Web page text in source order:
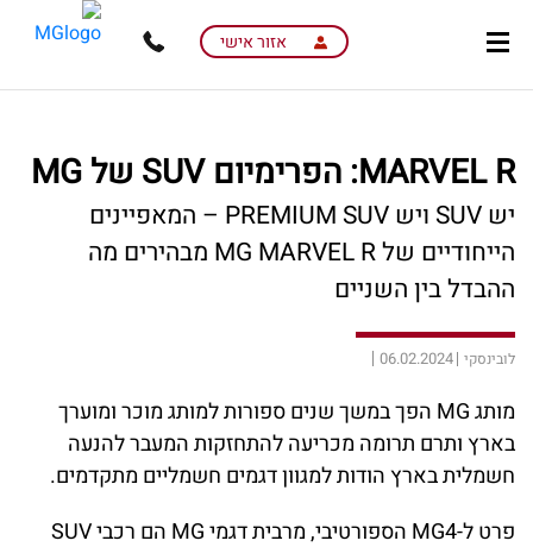
content
menu
אזור אישי
MARVEL R: הפרימיום SUV של MG
יש SUV ויש PREMIUM SUV – המאפיינים
הייחודיים של MG MARVEL R מבהירים מה
ההבדל בין השניים
לובינסקי 06.02.2024
מותג MG הפך במשך שנים ספורות למותג מוכר ומוערך
בארץ ותרם תרומה מכריעה להתחזקות המעבר להנעה
חשמלית בארץ הודות למגוון דגמים חשמליים מתקדמים.
פרט ל-MG4 הספורטיבי, מרבית דגמי MG הם רכבי SUV